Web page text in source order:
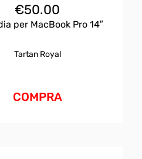
€50.00
per MacBook Pro 14″
Tartan Royal
COMPRA